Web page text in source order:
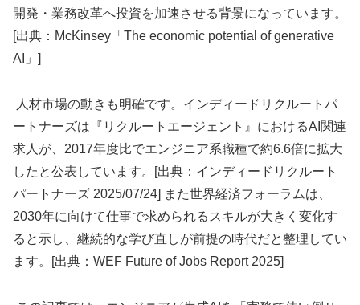
開発・業務改革へ投資を加速させる背景になっています。
[出典：McKinsey「The economic potential of generative
AI」]
人材市場の動きも明確です。インディードリクルートパ
ートナーズは『リクルートエージェント』におけるAI関連
求人が、2017年度比でエンジニア系職種で約6.6倍に拡大
したと公表しています。[出典：インディードリクルート
パートナーズ 2025/07/24] また世界経済フォーラムは、
2030年に向けて仕事で求められるスキルが大きく変化す
ると示し、継続的な学び直しが前提の時代だと整理してい
ます。[出典：WEF Future of Jobs Report 2025]